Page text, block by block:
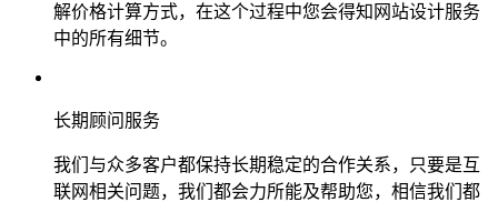
解价格计算方式，在这个过程中您会得知网站设计服务
中的所有细节。
长期顾问服务
我们与众多客户都保持长期稳定的合作关系，只要是互
联网相关问题，我们都会力所能及帮助您，相信我们都